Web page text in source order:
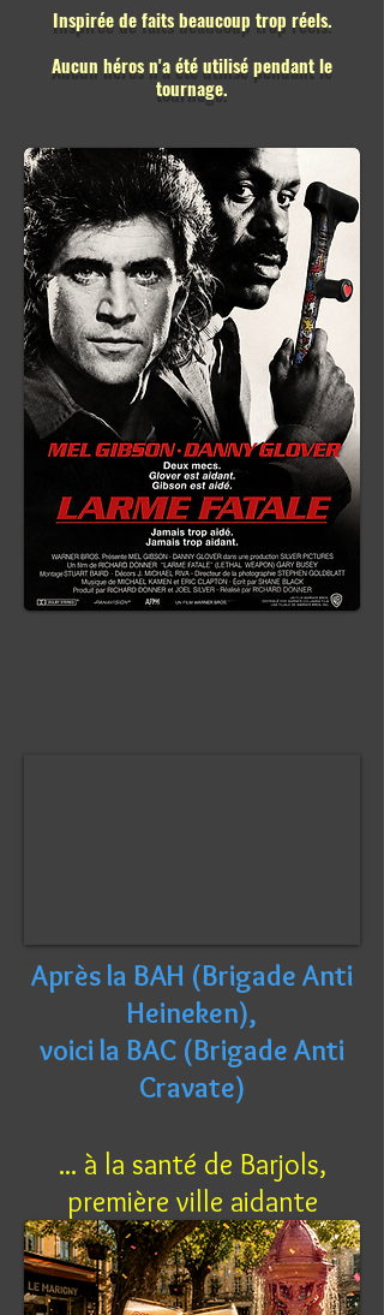
Inspirée de faits beaucoup trop réels.
Aucun héros n'a été utilisé pendant le
tournage.
Après la BAH (Brigade Anti
Heineken),
voici la BAC (Brigade Anti
Cravate)
... à la santé de Barjols,
première ville aidante